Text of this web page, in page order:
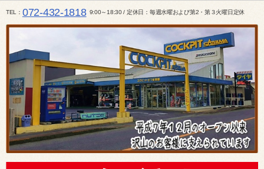
TEL 072-432-1818 9:00～18:30 / 定休日：毎週水曜および第2・第３火曜日定休